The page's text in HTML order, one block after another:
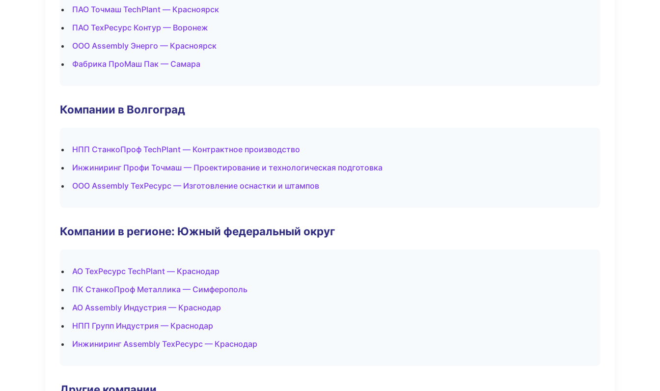
ПАО Точмаш TechPlant — Красноярск
ПАО ТехРесурс Контур — Воронеж
ООО Assembly Энерго — Красноярск
Фабрика ПроМаш Пак — Самара
Компании в Волгоград
НПП СтанкоПроф TechPlant — Контрактное производство
Инжиниринг Профи Точмаш — Проектирование и технологическая подготовка
ООО Assembly ТехРесурс — Изготовление оснастки и штампов
Компании в регионе: Южный федеральный округ
АО ТехРесурс TechPlant — Краснодар
ПК СтанкоПроф Металлика — Симферополь
АО Assembly Индустрия — Краснодар
НПП Групп Индустрия — Краснодар
Инжиниринг Assembly ТехРесурс — Краснодар